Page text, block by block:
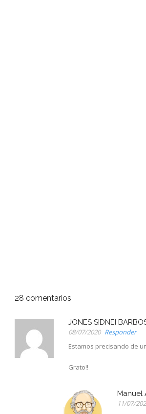
28 comentarios
JONES SIDNEI
08/07/2020 Responder
Estamos precisando de
Grato!!
Manuel
11/07/